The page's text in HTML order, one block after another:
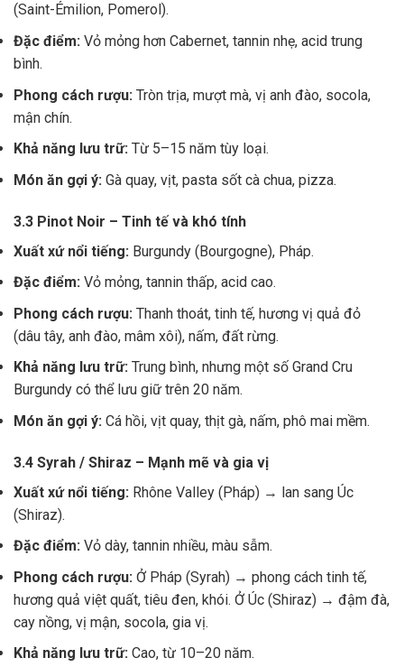
(Saint-Émilion, Pomerol).
Đặc điểm: Vỏ mỏng hơn Cabernet, tannin nhẹ, acid trung
bình.
Phong cách rượu: Tròn trịa, mượt mà, vị anh đào, socola,
mận chín.
Khả năng lưu trữ: Từ 5–15 năm tùy loại.
Món ăn gợi ý: Gà quay, vịt, pasta sốt cà chua, pizza.
3.3 Pinot Noir – Tinh tế và khó tính
Xuất xứ nổi tiếng: Burgundy (Bourgogne), Pháp.
Đặc điểm: Vỏ mỏng, tannin thấp, acid cao.
Phong cách rượu: Thanh thoát, tinh tế, hương vị quả đỏ
(dâu tây, anh đào, mâm xôi), nấm, đất rừng.
Khả năng lưu trữ: Trung bình, nhưng một số Grand Cru
Burgundy có thể lưu giữ trên 20 năm.
Món ăn gợi ý: Cá hồi, vịt quay, thịt gà, nấm, phô mai mềm.
3.4 Syrah / Shiraz – Mạnh mẽ và gia vị
Xuất xứ nổi tiếng: Rhône Valley (Pháp) → lan sang Úc
(Shiraz).
Đặc điểm: Vỏ dày, tannin nhiều, màu sẫm.
Phong cách rượu: Ở Pháp (Syrah) → phong cách tinh tế,
hương quả việt quất, tiêu đen, khói. Ở Úc (Shiraz) → đậm đà,
cay nồng, vị mận, socola, gia vị.
Khả năng lưu trữ: Cao, từ 10–20 năm.